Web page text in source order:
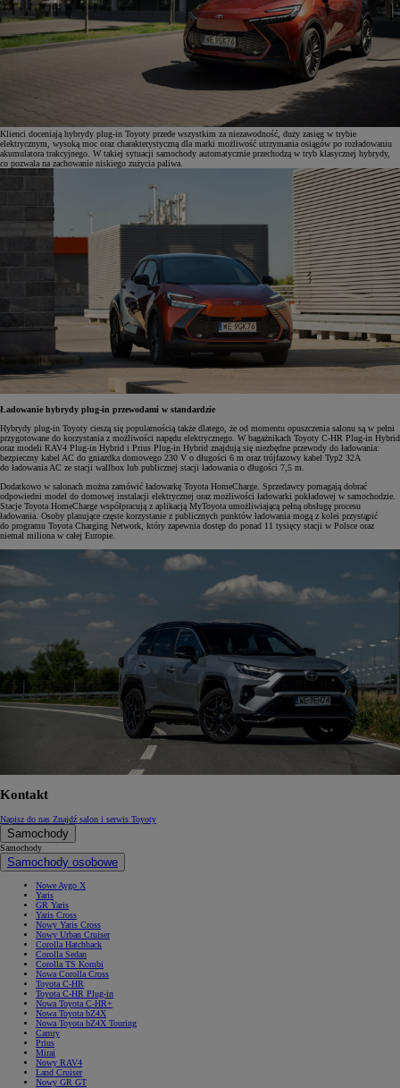
Klienci doceniają hybrydy plug-in Toyoty przede wszystkim za niezawodność, duży zasięg w trybie
elektrycznym, wysoką moc oraz charakterystyczną dla marki możliwość utrzymania osiągów po rozładowaniu
akumulatora trakcyjnego. W takiej sytuacji samochody automatycznie przechodzą w tryb klasycznej hybrydy,
co pozwala na zachowanie niskiego zużycia paliwa.
Ładowanie hybrydy plug-in przewodami w standardzie
Hybrydy plug-in Toyoty cieszą się popularnością także dlatego, że od momentu opuszczenia salonu są w pełni
przygotowane do korzystania z możliwości napędu elektrycznego. W bagażnikach Toyoty C-HR Plug-in Hybrid
oraz modeli RAV4 Plug-in Hybrid i Prius Plug-in Hybrid znajdują się niezbędne przewody do ładowania:
bezpieczny kabel AC do gniazdka domowego 230 V o długości 6 m oraz trójfazowy kabel Typ2 32A
do ładowania AC ze stacji wallbox lub publicznej stacji ładowania o długości 7,5 m.
Dodatkowo w salonach można zamówić ładowarkę Toyota HomeCharge. Sprzedawcy pomagają dobrać
odpowiedni model do domowej instalacji elektrycznej oraz możliwości ładowarki pokładowej w samochodzie.
Stacje Toyota HomeCharge współpracują z aplikacją MyToyota umożliwiającą pełną obsługę procesu
ładowania. Osoby planujące częste korzystanie z publicznych punktów ładowania mogą z kolei przystąpić
do programu Toyota Charging Network, który zapewnia dostęp do ponad 11 tysięcy stacji w Polsce oraz
niemal miliona w całej Europie.
Kontakt
Napisz do nas Znajdź salon i serwis Toyoty
Samochody
Samochody
Samochody osobowe
Nowe Aygo X
Yaris
GR Yaris
Yaris Cross
Nowy Yaris Cross
Nowy Urban Cruiser
Corolla Hatchback
Corolla Sedan
Corolla TS Kombi
Nowa Corolla Cross
Toyota C-HR
Toyota C-HR Plug-in
Nowa Toyota C-HR+
Nowa Toyota bZ4X
Nowa Toyota bZ4X Touring
Camry
Prius
Mirai
Nowy RAV4
Land Cruiser
Nowy GR GT